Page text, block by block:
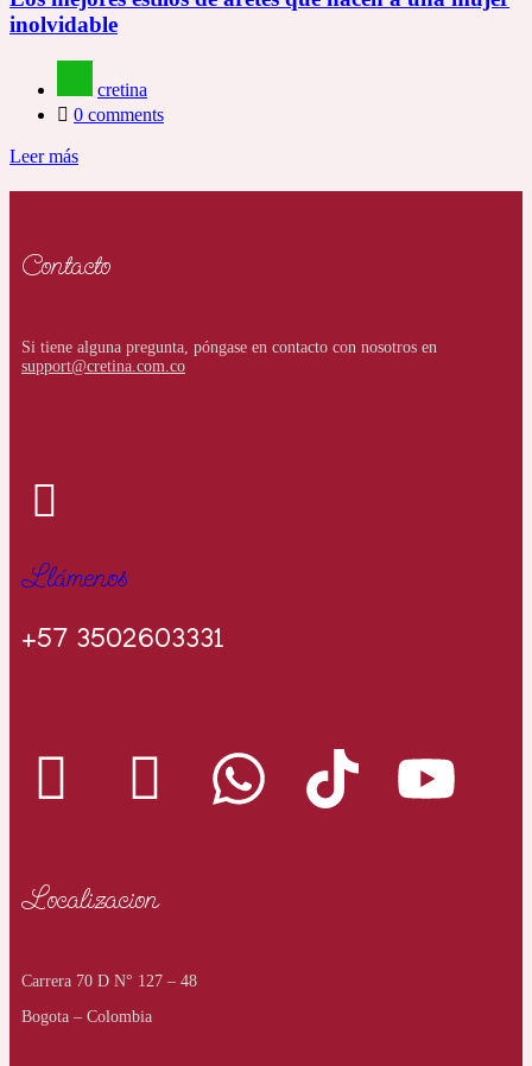
inolvidable
cretina
0 comments
Leer más
Contacto
Si tiene alguna pregunta, póngase en contacto con nosotros en
support@cretina.com.co
Llámenos
+57 3502603331
Localizacion
Carrera 70 D N° 127 – 48
Bogota – Colombia